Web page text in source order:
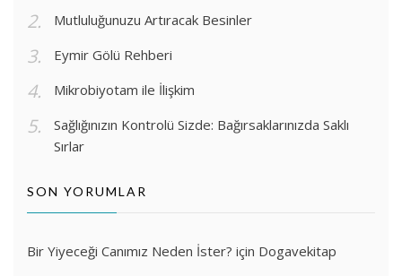
Mutluluğunuzu Artıracak Besinler
Eymir Gölü Rehberi
Mikrobiyotam ile İlişkim
Sağlığınızın Kontrolü Sizde: Bağırsaklarınızda Saklı
Sırlar
SON YORUMLAR
Bir Yiyeceği Canımız Neden İster? için Dogavekitap